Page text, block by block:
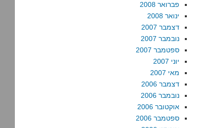
פברואר 2008
ינואר 2008
דצמבר 2007
נובמבר 2007
ספטמבר 2007
יוני 2007
מאי 2007
דצמבר 2006
נובמבר 2006
אוקטובר 2006
ספטמבר 2006